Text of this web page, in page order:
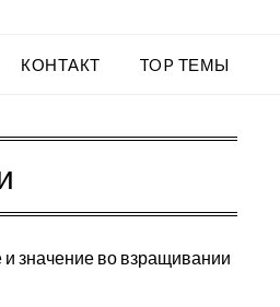
КОНТАКТ TOP ТЕМЫ
и значение во взращивании